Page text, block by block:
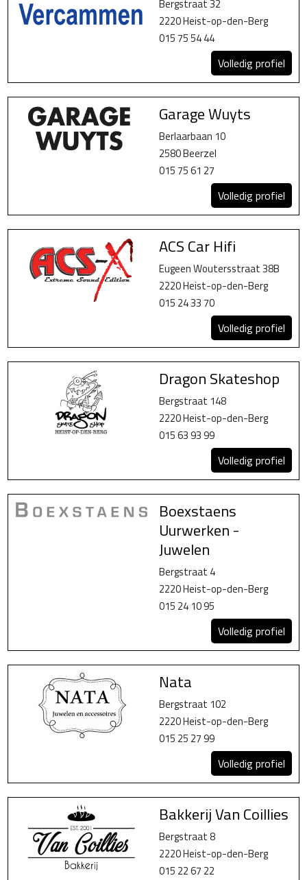
Bergstraat 32
2220 Heist-op-den-Berg
015 75 54 44
Volledig profiel
Garage Wuyts
Berlaarbaan 10
2580 Beerzel
015 75 61 27
Volledig profiel
ACS Car Hifi
Eugeen Woutersstraat 38B
2220 Heist-op-den-Berg
015 24 33 70
Volledig profiel
Dragon Skateshop
Bergstraat 148
2220 Heist-op-den-Berg
015 63 93 99
Volledig profiel
Boexstaens
Uurwerken -
Juwelen
Bergstraat 4
2220 Heist-op-den-Berg
015 24 10 95
Volledig profiel
Nata
Bergstraat 102
2220 Heist-op-den-Berg
015 25 27 99
Volledig profiel
Bakkerij Van Coillies
Bergstraat 8
2220 Heist-op-den-Berg
015 22 67 22